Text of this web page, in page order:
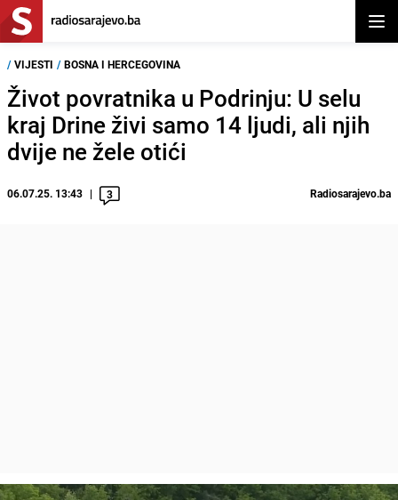
/ VIJESTI / BOSNA I HERCEGOVINA
Život povratnika u Podrinju: U selu
kraj Drine živi samo 14 ljudi, ali njih
dvije ne žele otići
06.07.25. 13:43 3 Radiosarajevo.ba